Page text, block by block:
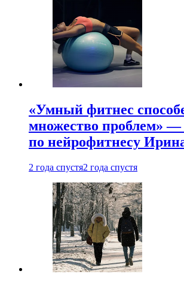
«Умный фитнес
множество проблем» —
по нейрофитнесу
2 года спустя2 года спустя